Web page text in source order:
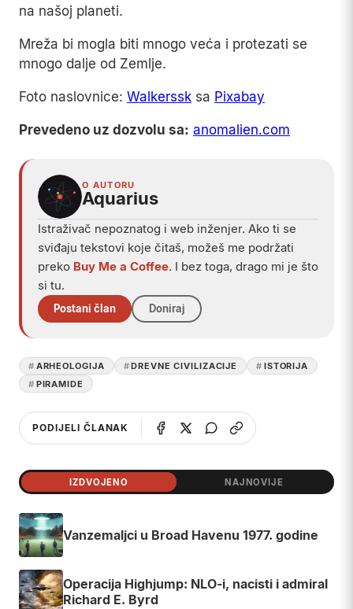
na našoj planeti.
Mreža bi mogla biti mnogo veća i protezati se
mnogo dalje od Zemlje.
Foto naslovnice: Walkerssk sa Pixabay
Prevedeno uz dozvolu sa: anomalien.com
O AUTORU
Aquarius
Istraživač nepoznatog i web inženjer. Ako ti se
sviđaju tekstovi koje čitaš, možeš me podržati
preko Buy Me a Coffee. I bez toga, drago mi je što
si tu.
Postani član Doniraj
ARHEOLOGIJA DREVNE CIVILIZACIJE
ISTORIJA
PIRAMIDE
PODIJELI ČLANAK
IZDVOJENO NAJNOVIJE
Vanzemaljci u Broad Havenu 1977. godine
Operacija Highjump: NLO-i, nacisti i admiral
Richard E. Byrd